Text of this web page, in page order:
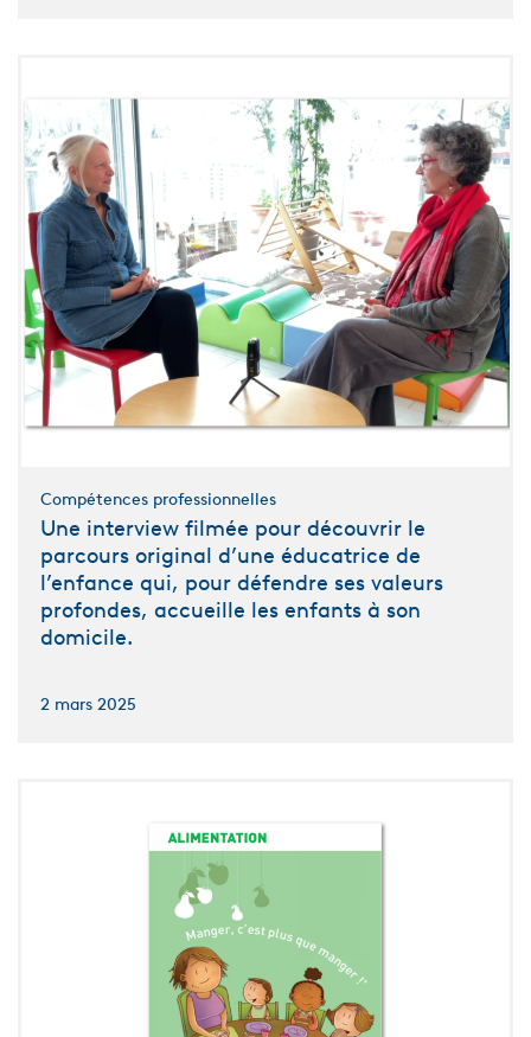
Compétences professionnelles
Une interview filmée pour découvrir le
parcours original d’une éducatrice de
l’enfance qui, pour défendre ses valeurs
profondes, accueille les enfants à son
domicile.
2 mars 2025